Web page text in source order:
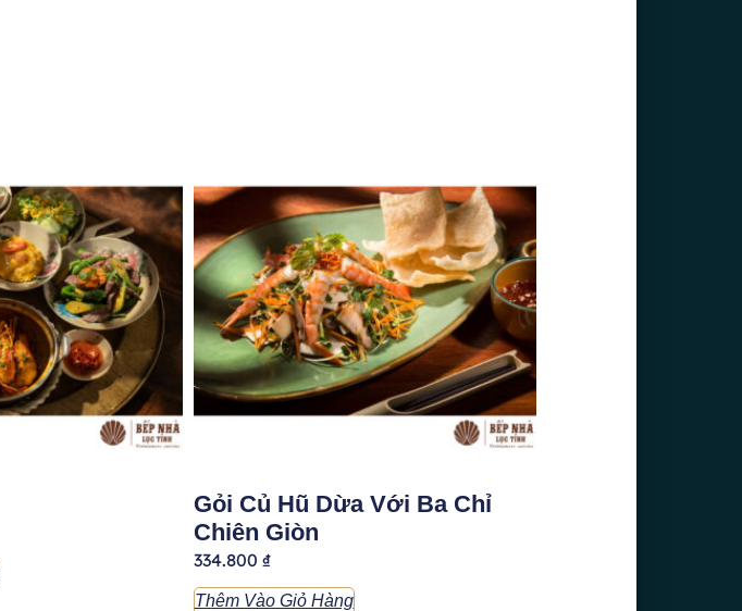
Gỏi Củ Hũ Dừa Với Ba Chỉ
Chiên Giòn
334.800 ₫
Thêm Vào Giỏ Hàng